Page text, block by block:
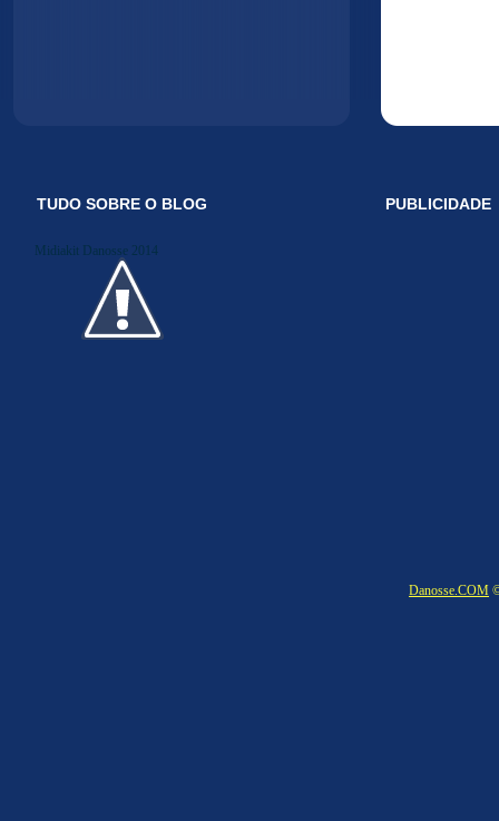
TUDO SOBRE O BLOG
Midiakit Danosse 2014
PUBLICIDADE
Danosse.COM